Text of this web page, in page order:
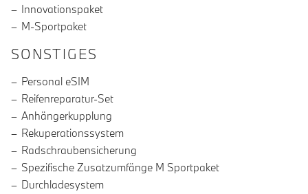
Innovationspaket
M-Sportpaket
SONSTIGES
Personal eSIM
Reifenreparatur-Set
Anhängerkupplung
Rekuperationssystem
Radschraubensicherung
Spezifische Zusatzumfänge M Sportpaket
Durchladesystem